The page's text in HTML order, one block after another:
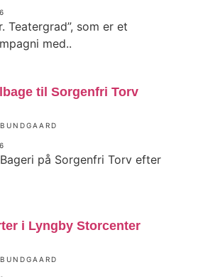
Teatergrad”, som er et
med..
til Sorgenfri Torv
på Sorgenfri Torv efter
i Lyngby Storcenter